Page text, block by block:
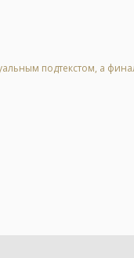
подтекстом, а